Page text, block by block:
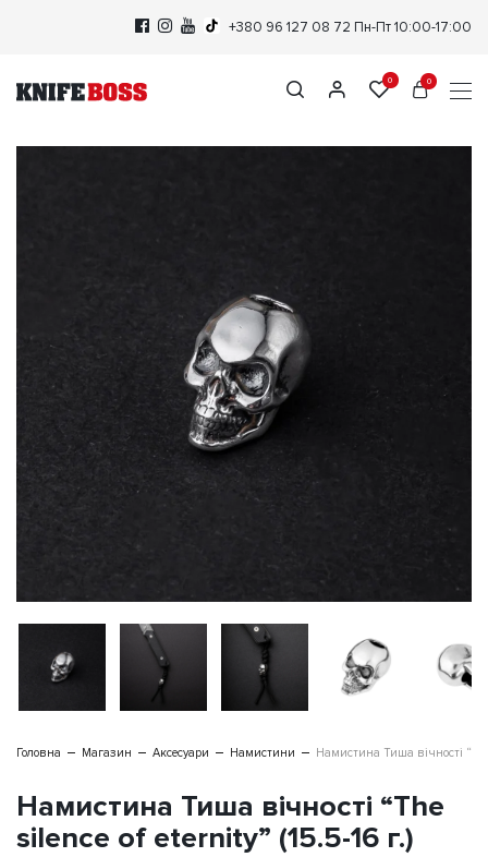
+380 96 127 08 72 Пн-Пт 10:00-17:00
0 0
Головна Магазин Аксесуари Намистини Намистина Тиша вічності
Намистина Тиша вічності “The
silence of eternity” (15.5-16 г.)